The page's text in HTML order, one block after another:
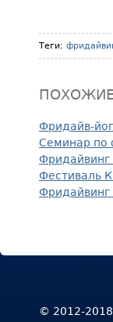
Теги:
Фридайв-
Семинар по
Фридайвинг
Фестиваль
Фридайвинг
© 2012-